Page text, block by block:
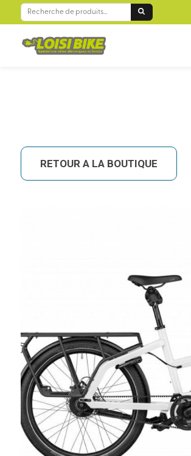
RECHERCHE
BIENVENUE SUR LOISIBIKE RÉUNION !
RETOUR A LA BOUTIQUE